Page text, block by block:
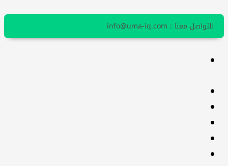
للتواصل معنا : info@uma-iq.com